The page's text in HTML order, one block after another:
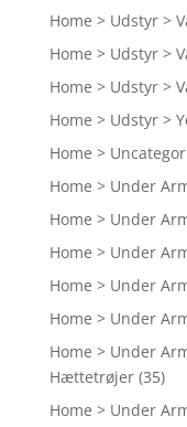
Home > Udstyr >
Home > Udstyr >
Home > Udstyr >
Home > Udstyr >
Home >
Home > Under
Home > Under
Home > Under
Home > Under
Home > Under
Home > Under
Hættetrøjer (35)
Home > Under